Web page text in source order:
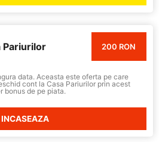
Pariurilor 200 RON
data. Aceasta este oferta pe care
cont la Casa Pariurilor prin acest
bonus de pe piata.
INCASEAZA